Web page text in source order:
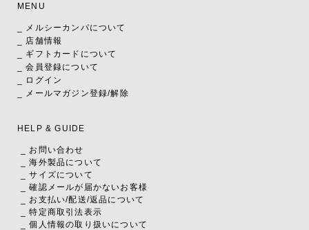
MENU
_ メルシーカンパについて
_ 店舗情報
_ ギフトカードについて
_ 会員登録について
_ ログイン
_ メールマガジン登録/解除
HELP & GUIDE
_ お問い合わせ
_ 海外製品について
_ サイズについて
_ 確認メールが届かないお客様
_ お支払い/配送/返品について
_ 特定商取引法表示
_ 個人情報の取り扱いについて